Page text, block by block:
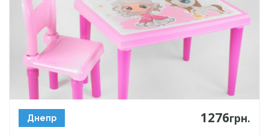
Днепр 1276грн.